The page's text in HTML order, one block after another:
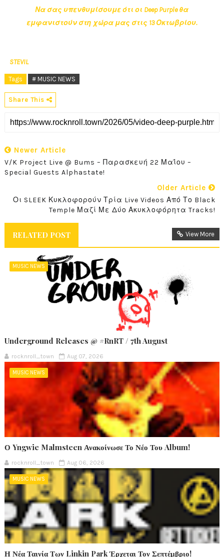
Να σας υπενθυμίσουμε ότι οι Deep Purple θα
εμφανιστούν στη χώρα μας στις 13 Οκτωβρίου.
STEVIL
Tags # MUSIC NEWS
Share This
Newer Article
V/K Project Live @ Bums – Παρασκευή 22 Μαΐου –
Special Guests Alphastate!
Older Article
Οι SLEEK Κυκλοφορούν Τρία Live Videos Από Το Black
Temple Μαζί Με Δύο Ακυκλοφόρητα Tracks!
RELATED POST View More
MUSIC NEWS
Underground Releases @ #RnRT / 7th August
rocknroll_town Aug 07, 2026
MUSIC NEWS
Ο Yngwie Malmsteen Ανακοίνωσε Το Νέο Του Album!
rocknroll_town Aug 06, 2026
MUSIC NEWS
Η Νέα Ταινία Των Linkin Park Έρχεται Τον Σεπτέμβριο!